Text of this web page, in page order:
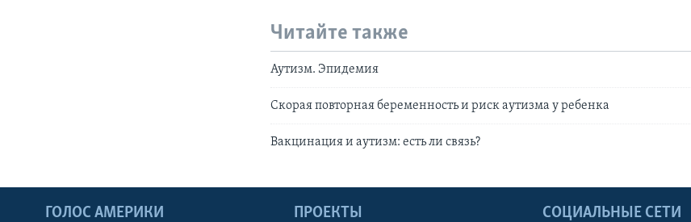
Читайте также
Аутизм. Эпидемия
Скорая повторная беременность и риск аутизма у ребенка
Вакцинация и аутизм: есть ли связь?
СОЦИАЛЬНЫЕ СЕТИ
ГОЛОС АМЕРИКИ ПРОЕКТЫ